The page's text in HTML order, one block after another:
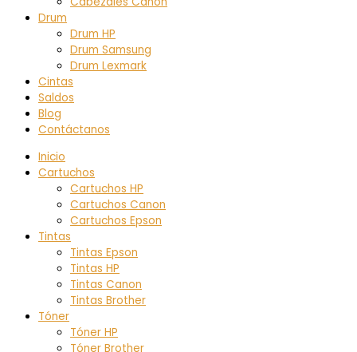
Drum
Drum HP
Drum Samsung
Drum Lexmark
Cintas
Saldos
Blog
Contáctanos
Inicio
Cartuchos
Cartuchos HP
Cartuchos Canon
Cartuchos Epson
Tintas
Tintas Epson
Tintas HP
Tintas Canon
Tintas Brother
Tóner
Tóner HP
Tóner Brother